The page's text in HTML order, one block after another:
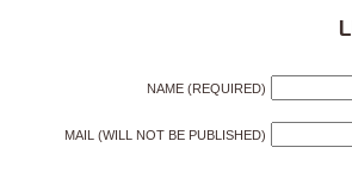
NAME (REQUIRED)
MAIL (WILL NOT BE PUBLISHED)